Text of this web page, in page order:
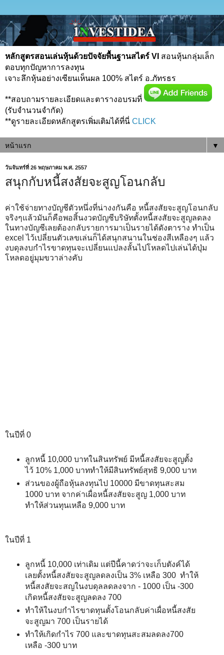
หลักสูตรสอนเล่นหุ้นด้วยปัจจัยพื้นฐานสไตร์ VI สอนหุ้นกลุ่มเล็ก
ตอบทุกปัญหาการลงทุน
เจาะลึกหุ้นอย่างเซียนเห็นผล 100% สไตร์ อ.ภัทรธร
**สอบถามรายละเอียดและตารางอบรมที่
(รับจำนวนจำกัด)
**ดูรายละเอียดหลักสูตรเพิ่มเติมได้ที่นี่ CLICK
▼
วันจันทร์ที่ 26 พฤษภาคม พ.ศ. 2557
สนุกกับหนี้สงสัยจะสูญโอนกลับ
ค่าใช้จ่ายทางบัญชีตัวหนึ่งที่น่างงกันคือ หนี้สงสัยจะสูญโอนกลับ
จริงๆแล้วมันก็คือพอสิ้นงวดบัญชีบริษัทตั้งหนี้สงสัยจะสูญลดลง
ในทางบัญชีเลยต้องกลับรายการมาเป็นรายได้ดังตาราง ทำเป็น
excel ไว้เปลี่ยนตัวเลขเล่นก็ได้สนุกสนานในช่องสีเหลืองๆ แล้ว
งบดุลงบกำไรขาดทุนจะเปลี่ยนแปลงลั้นไปโหลดไปเล่นได้ปุ่ม
โหลดอยู่มุมขวาล่างคับ
ในปีที่ 0
ลูกหนี้ 10,000 บาทในสินทรัพย์ มีหนี้สงสัยจะสูญตั้ง
ไว้ 10% 1,000 บาททำให้มีสินทรัพย์สุทธิ 9,000 บาท
ส่วนของผู้ถือหุ้นลงทุนไป 10000 มีขาดทุนสะสม
1000 บาท จากค่าเผื่อหนี้สงสัยจะสูญ 1,000 บาท
ทำให้ส่วนทุนเหลือ 9,000 บาท
ในปีที่ 1
ลูกหนี้ 10,000 เท่าเดิม แต่ปีนี้คาดว่าจะเก็บตังค์ได้
เลยตั้งหนี้สงสัยจะสูญลดลงเป็น 3% เหลือ 300 ทำให้
หนี้สงสัยจะสญในงบดุลลดลงจาก - 1000 เป็น -300
เกิดหนี้สงสัยจะสูญลดลง 700
ทำให้ในงบกำไรขาดทุนตั้งโอนกลับค่าเผื่อหนี้สงสัย
จะสูญมา 700 เป็นรายได้
ทำให้เกิดกำไร 700 และขาดทุนสะสมลดลง700
เหลือ -300 บาท